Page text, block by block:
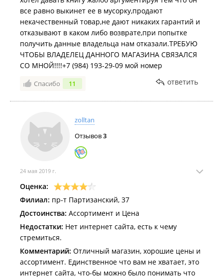
все равно выкинет ее в мусорку,продают
некачественный товар,не дают никаких гарантий и
отказывают в каком либо возврате,при попытке
получить данные владельца нам отказали.ТРЕБУЮ
ЧТОБЫ ВЛАДЕЛЕЦ ДАННОГО МАГАЗИНА СВЯЗАЛСЯ
СО МНОЙ!!!!‭+7 (984) 193-29-09‬ мой номер
Спасибо 11 ответить
zolltan
Отзывов3
24 мая 2019 г.
Оценка:
Филиал: пр-т Партизанский, 37
Достоинства: Ассортимент и Цена
Недостатки: Нет интернет сайта, есть к чему
стремиться.
Комментарий: Отличный магазин, хорошие цены и
ассортимент. Единственное что вам не хватает, это
интернет сайта, что-бы можно было понимать что